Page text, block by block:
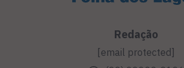
Redação
[email protected]